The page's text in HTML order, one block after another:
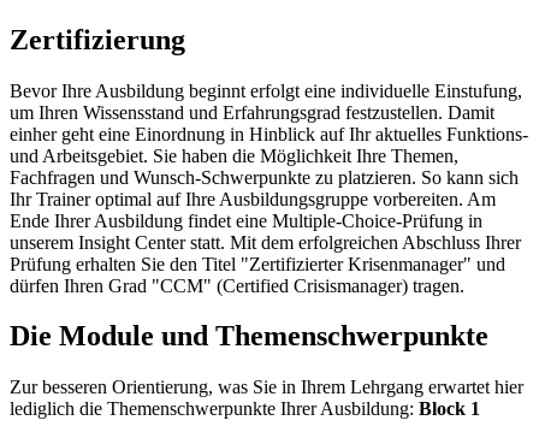
Zertifizierung
Bevor Ihre Ausbildung beginnt erfolgt eine individuelle Einstufung,
um Ihren Wissensstand und Erfahrungsgrad festzustellen. Damit
einher geht eine Einordnung in Hinblick auf Ihr aktuelles Funktions-
und Arbeitsgebiet. Sie haben die Möglichkeit Ihre Themen,
Fachfragen und Wunsch-Schwerpunkte zu platzieren. So kann sich
Ihr Trainer optimal auf Ihre Ausbildungsgruppe vorbereiten. Am
Ende Ihrer Ausbildung findet eine Multiple-Choice-Prüfung in
unserem Insight Center statt. Mit dem erfolgreichen Abschluss Ihrer
Prüfung erhalten Sie den Titel "Zertifizierter Krisenmanager" und
dürfen Ihren Grad "CCM" (Certified Crisismanager) tragen.
Die Module und Themenschwerpunkte
Zur besseren Orientierung, was Sie in Ihrem Lehrgang erwartet hier
lediglich die Themenschwerpunkte Ihrer Ausbildung: Block 1